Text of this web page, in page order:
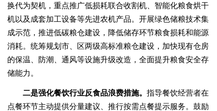
换代为契机，重点推广低损耗联合收割机、智能化粮食烘干
机以及成套加工设备等先进农机产品。开展绿色储粮技术集
成示范，推进低碳粮仓建设，降低储存环节粮食损耗和能源
消耗。统筹规划市、区两级高标准粮仓建设，加快现有仓房
的保温、防潮、通风等设施升级改造，全面提升粮食安全存
储能力。
二是强化餐饮行业反食品浪费措施。 指导餐饮经营者在
点餐环节主动提供分量建议、推行按需点餐提示服务。鼓励